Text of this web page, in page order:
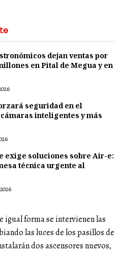
dejan ventas por
en Pital de Megua y en
seguridad en el
inteligentes y más
exige soluciones sobre Air-e:
técnica urgente al
igual forma se intervienen las
las luces de los pasillos de
dos ascensores nuevos,